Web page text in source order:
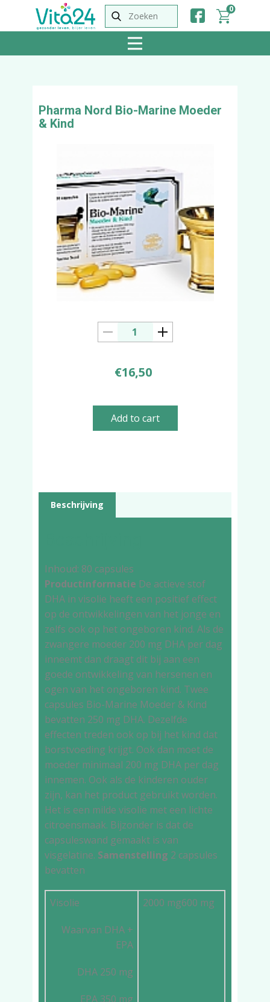
0
Pharma Nord Bio-Marine Moeder
& Kind
€16,50
Add to cart
Beschrijving
Inhoud: 80 capsules
Productinformatie De actieve stof
DHA in visolie heeft een positief effect
op de ontwikkelingen van het jonge en
zelfs ook op het ongeboren kind. Als de
zwangere moeder 200 mg DHA per dag
inneemt dan draagt dit bij aan een
goede ontwikkeling van hersenen en
ogen van het ongeboren kind. Twee
capsules Bio-Marine Moeder & Kind
bevatten 250 mg DHA. Dezelfde
effecten treden ook op bij het kind dat
borstvoeding krijgt. Ook dan moet de
moeder minimaal 200 mg DHA per dag
innemen. Ook als de kinderen ouder
zijn, kan het product gebruikt worden.
Het is een milde visolie met een lichte
citroensmaak. Bijzonder is dat de
capsuleswand gemaakt is van
visgelatine. Samenstelling 2 capsules
bevatten
Visolie
Waarvan DHA +
EPA
DHA 250 mg
EPA 350 mg
2000 mg600 mg